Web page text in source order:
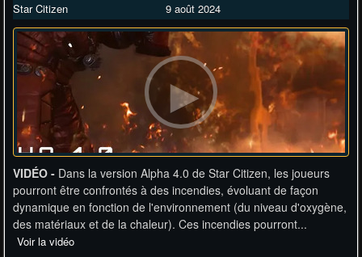
Star Citizen 9 août 2024
VIDÉO - Dans la version Alpha 4.0 de Star Citizen, les joueurs
pourront être confrontés à des incendies, évoluant de façon
dynamique en fonction de l'environnement (du niveau d'oxygène,
des matériaux et de la chaleur). Ces incendies pourront...
Voir la vidéo